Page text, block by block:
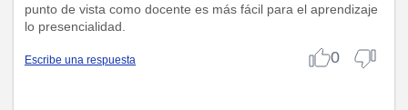
punto de vista como docente es más fácil para el aprendizaje
lo presencialidad.
Escribe una respuesta 0